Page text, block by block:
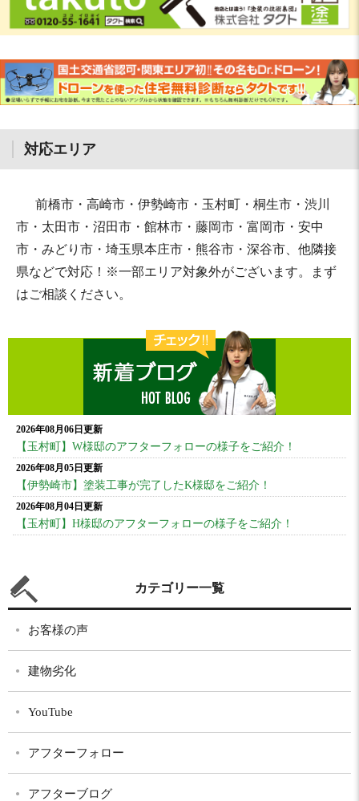
対応エリア
前橋市・高崎市・伊勢崎市・玉村町・桐生市・渋川
市・太田市・沼田市・館林市・藤岡市・富岡市・安中
市・みどり市・埼玉県本庄市・熊谷市・深谷市、他隣接
県などで対応！※一部エリア対象外がございます。まず
はご相談ください。
2026年08月06日更新
【玉村町】W様邸のアフターフォローの様子をご紹介！
2026年08月05日更新
【伊勢崎市】塗装工事が完了したK様邸をご紹介！
2026年08月04日更新
【玉村町】H様邸のアフターフォローの様子をご紹介！
カテゴリー一覧
お客様の声
建物劣化
YouTube
アフターフォロー
アフターブログ